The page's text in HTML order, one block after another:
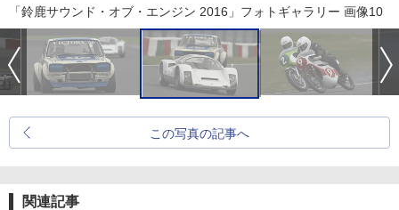
「鈴鹿サウンド・オブ・エンジン 2016」フォトギャラリー 画像10
この写真の記事へ
関連記事